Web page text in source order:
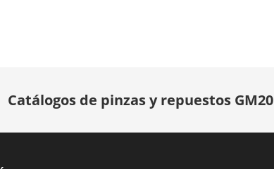
Catálogos de pinzas y repuestos GM20